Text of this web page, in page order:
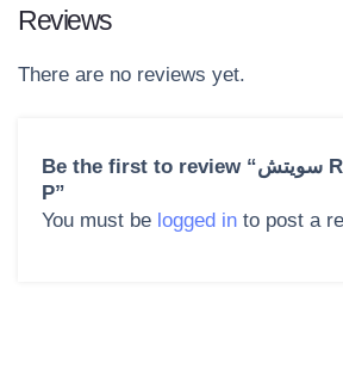
Reviews
There are no reviews yet.
Be the first to review “سويتش Ruijie ES209GC-
P”
You must be logged in to post a